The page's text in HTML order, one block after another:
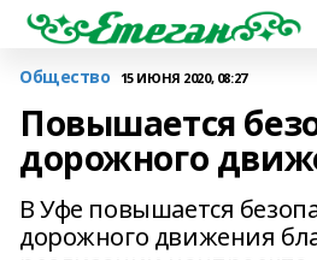
Общество 15 ИЮНЯ 2020, 08:27
Повышается
дорожного
В Уфе повышается
дорожного движения